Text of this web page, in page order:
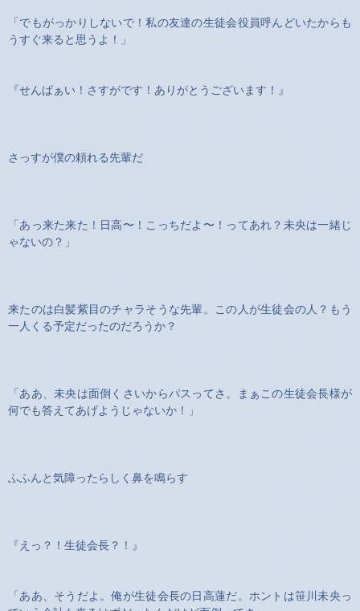
「でもがっかりしないで！私の友達の生徒会役員呼んどいたからも
うすぐ来ると思うよ！」
『せんぱぁい！さすがです！ありがとうございます！』
さっすが僕の頼れる先輩だ
「あっ来た来た！日高〜！こっちだよ〜！ってあれ？未央は一緒じ
ゃないの？」
来たのは白髪紫目のチャラそうな先輩。この人が生徒会の人？もう
一人くる予定だったのだろうか？
「ああ、未央は面倒くさいからパスってさ。まぁこの生徒会長様が
何でも答えてあげようじゃないか！」
ふふんと気障ったらしく鼻を鳴らす
『えっ？！生徒会長？！』
「ああ、そうだよ。俺が生徒会長の日高蓮だ。ホントは笹川未央っ